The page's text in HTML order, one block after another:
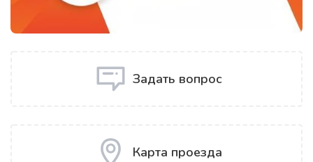
Задать вопрос
Карта проезда